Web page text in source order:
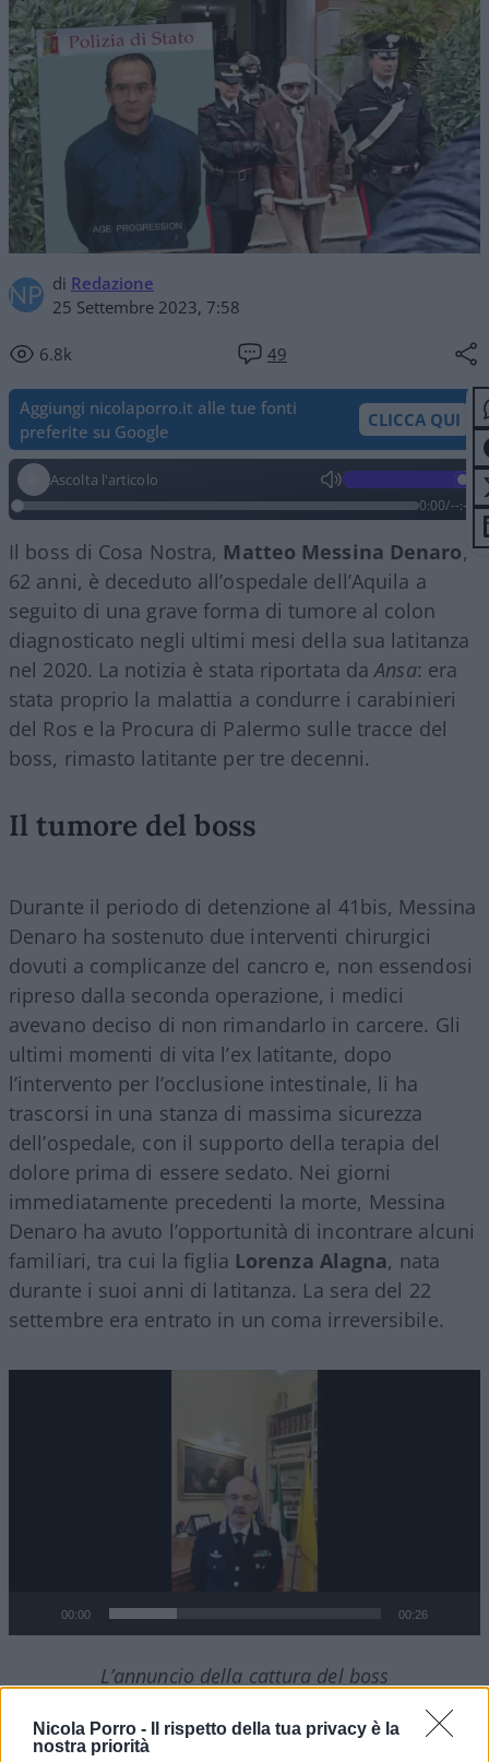
Nicola Porro -
Il rispetto della tua privacy è la
nostra priorità
di Redazione
25 Settembre 2023, 7:58
6.8k 49
Aggiungi nicolaporro.it alle tue fonti
preferite su Google
CLICCA QUI
Ascolta l'articolo
0:00/--:--
Il boss di Cosa Nostra, Matteo Messina Denaro,
62 anni, è deceduto all’ospedale dell’Aquila a
seguito di una grave forma di tumore al colon
diagnosticato negli ultimi mesi della sua latitanza
nel 2020. La notizia è stata riportata daAnsa: era
stata proprio la malattia a condurre i carabinieri
del Ros e la Procura di Palermo sulle tracce del
boss, rimasto latitante per tre decenni.
Il tumore del boss
Durante il periodo di detenzione al 41bis, Messina
Denaro ha sostenuto due interventi chirurgici
dovuti a complicanze del cancro e, non essendosi
ripreso dalla seconda operazione, i medici
avevano deciso di non rimandarlo in carcere. Gli
ultimi momenti di vita l’ex latitante, dopo
l’intervento per l’occlusione intestinale, li ha
trascorsi in una stanza di massima sicurezza
dell’ospedale, con il supporto della terapia del
dolore prima di essere sedato. Nei giorni
immediatamente precedenti la morte, Messina
Denaro ha avuto l’opportunità di incontrare alcuni
familiari, tra cui la figlia Lorenza Alagna, nata
durante i suoi anni di latitanza. La sera del 22
settembre era entrato in un coma irreversibile.
00:00 00:26
L’annuncio della cattura del boss
L’arresto di Messina Denaro a